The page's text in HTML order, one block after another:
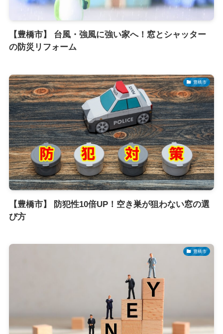
【豊橋市】 台風・強風に強い家へ！窓とシャッター
の防災リフォーム
豊橋市
【豊橋市】 防犯性10倍UP！空き巣が狙わない窓の選
び方
豊橋市